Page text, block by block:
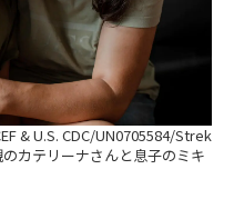
& U.S. CDC/UN0705584/Strek
カテリーナさんと息子のミキ